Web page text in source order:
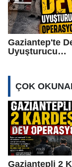
Gaziantep'te
Uyuşturucu
ÇOK
Gaziantepli 2